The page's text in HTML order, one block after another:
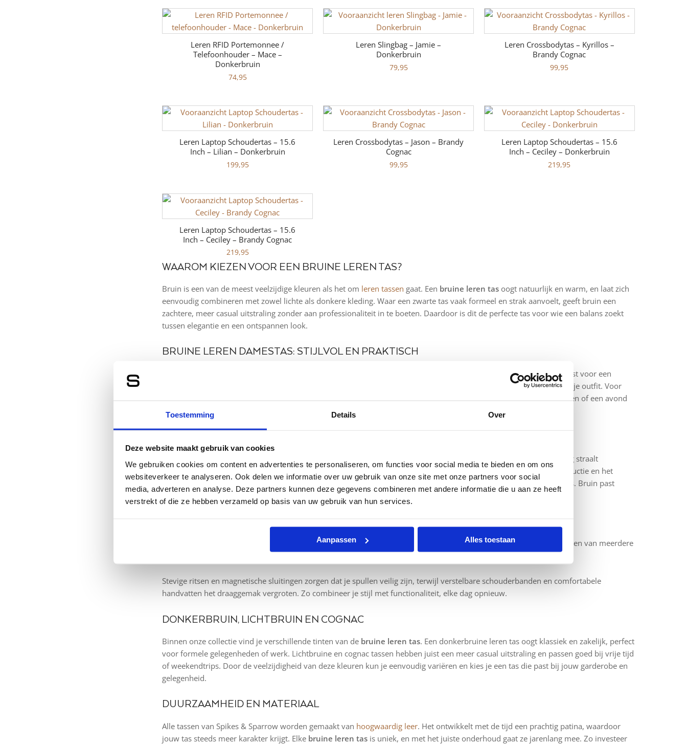
Toestemming Details Over
Deze website maakt gebruik van cookies
We gebruiken cookies om content en advertenties te personaliseren, om functies voor social media te bieden en om ons
websiteverkeer te analyseren. Ook delen we informatie over uw gebruik van onze site met onze partners voor social
media, adverteren en analyse. Deze partners kunnen deze gegevens combineren met andere informatie die u aan ze heeft
verstrekt of die ze hebben verzameld op basis van uw gebruik van hun services.
Aanpassen Alles toestaan
Leren RFID Portemonnee /
Telefoonhouder – Mace –
Donkerbruin
74,95
Leren Slingbag – Jamie –
Donkerbruin
79,95
Leren Crossbodytas – Kyrillos –
Brandy Cognac
99,95
Leren Laptop Schoudertas – 15.6
Inch – Lilian – Donkerbruin
199,95
Leren Crossbodytas – Jason – Brandy
Cognac
99,95
Leren Laptop Schoudertas – 15.6
Inch – Ceciley – Donkerbruin
219,95
Leren Laptop Schoudertas – 15.6
Inch – Ceciley – Brandy Cognac
219,95
WAAROM KIEZEN VOOR EEN BRUINE LEREN TAS?
Bruin is een van de meest veelzijdige kleuren als het om leren tassen gaat. Een bruine leren tas oogt natuurlijk en warm, en laat zich
eenvoudig combineren met zowel lichte als donkere kleding. Waar een zwarte tas vaak formeel en strak aanvoelt, geeft bruin een
zachtere, meer casual uitstraling zonder aan professionaliteit in te boeten. Daardoor is dit de perfecte tas voor wie een balans zoekt
tussen elegantie en een ontspannen look.
BRUINE LEREN DAMESTAS: STIJLVOL EN PRAKTISCH
is ideaal voor vrouwen die een tas willen die zowel praktisch als modieus is. Of je nu kiest voor een
compacte crossbody, een ruime shopper of een weekendtas: de kleur bruin voegt altijd warmte en verfijning toe aan je outfit. Voor
werk of studie zijn er modellen met een apart laptopvak, terwijl kleinere varianten perfect zijn voor een dagje winkelen of een avond
uit. Dankzij de veelzijdigheid van leer in bruintinten vind je altijd een tas die aansluit bij jouw persoonlijke stijl.
een uitstekende keuze. Een donkerbruine werktas of messenger bag straalt
professionaliteit uit, terwijl een casual rugtas in cognac juist een meer ontspannen uitstraling heeft. De stevige constructie en het
duurzame leer zorgen ervoor dat de tas geschikt is voor dagelijks gebruik, of dat nu naar kantoor, college of op reis is. Bruin past
bovendien uitstekend bij herenkleding in denim, grijs, blauw of beige, waardoor je er altijd verzorgd uitziet.
Een goede tas moet niet alleen mooi zijn, maar ook praktisch in gebruik. Onze bruine leren tassen zijn daarom voorzien van meerdere
vakken en compartimenten, zodat je je laptop, documenten, telefoon en sleutels overzichtelijk kunt opbergen.
Stevige ritsen en magnetische sluitingen zorgen dat je spullen veilig zijn, terwijl verstelbare schouderbanden en comfortabele
handvatten het draaggemak vergroten. Zo combineer je stijl met functionaliteit, elke dag opnieuw.
DONKERBRUIN, LICHTBRUIN EN COGNAC
Binnen onze collectie vind je verschillende tinten van de bruine leren tas. Een donkerbruine leren tas oogt klassiek en zakelijk, perfect
voor formele gelegenheden of werk. Lichtbruine en cognac tassen hebben juist een meer casual uitstraling en passen goed bij vrije tijd
of weekendtrips. Door de veelzijdigheid van deze kleuren kun je eenvoudig variëren en kies je een tas die past bij jouw garderobe en
gelegenheid.
DUURZAAMHEID EN MATERIAAL
Alle tassen van Spikes & Sparrow worden gemaakt van hoogwaardig leer. Het ontwikkelt met de tijd een prachtig patina, waardoor
jouw tas steeds meer karakter krijgt. Elke bruine leren tas is uniek, en met het juiste onderhoud gaat ze jarenlang mee. Zo investeer